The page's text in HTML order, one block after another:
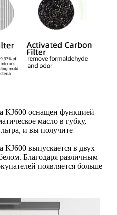
KJ600 оснащен функцией
масло в губку,
и вы получите
KJ600 выпускается в двух
Благодаря различным
появляется больше